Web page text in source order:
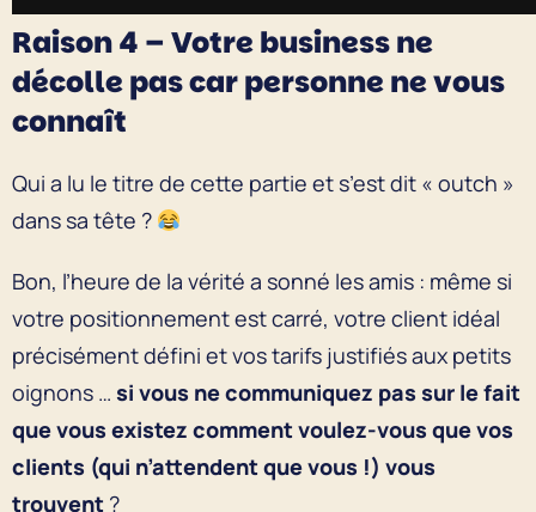
Raison 4 – Votre business ne
décolle pas car personne ne vous
connaît
Qui a lu le titre de cette partie et s’est dit « outch »
dans sa tête ?
Bon, l’heure de la vérité a sonné les amis : même si
votre positionnement est carré, votre client idéal
précisément défini et vos tarifs justifiés aux petits
oignons … si vous ne communiquez pas sur le fait
que vous existez comment voulez-vous que vos
clients (qui n’attendent que vous !) vous
trouvent ?